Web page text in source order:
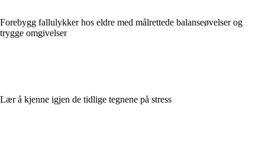
Forebygg fallulykker hos eldre med målrettede balanseøvelser og
trygge omgivelser
Lær å kjenne igjen de tidlige tegnene på stress